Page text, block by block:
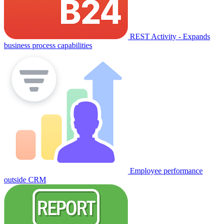
REST Activity - Expands
business process capabilities
Employee performance
outside CRM